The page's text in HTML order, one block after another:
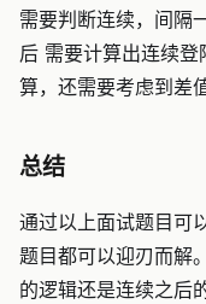
需要判断连续，间隔
后 需要计算出连续
算，还需要考虑到差
总结
通过以上面试题目可
题目都可以迎刃而解
的逻辑还是连续之后